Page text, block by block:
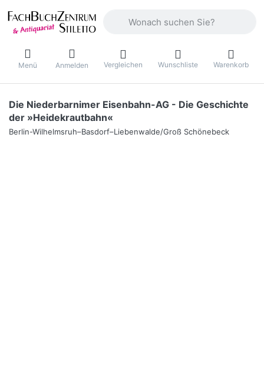
Menü Anmelden Vergleichen Wunschliste Warenkorb
Die Niederbarnimer Eisenbahn-AG - Die Geschichte
der »Heidekrautbahn«
Berlin-Wilhelmsruh–Basdorf–Liebenwalde/Groß Schönebeck